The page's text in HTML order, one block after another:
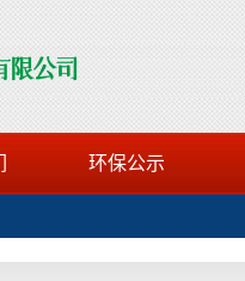
环保公示